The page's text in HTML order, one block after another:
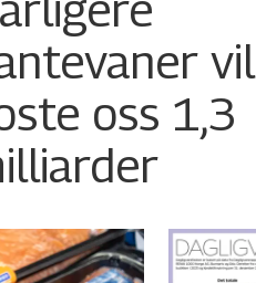
vil
oss 1,3